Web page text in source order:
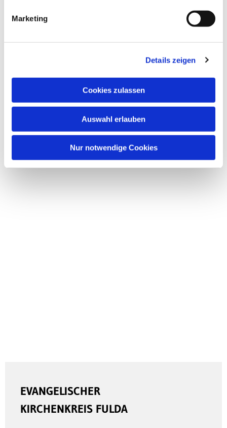
Marketing
Details zeigen
Cookies zulassen
Auswahl erlauben
Nur notwendige Cookies
Dies könnte Sie auch
interessieren
EVANGELISCHER
KIRCHENKREIS FULDA